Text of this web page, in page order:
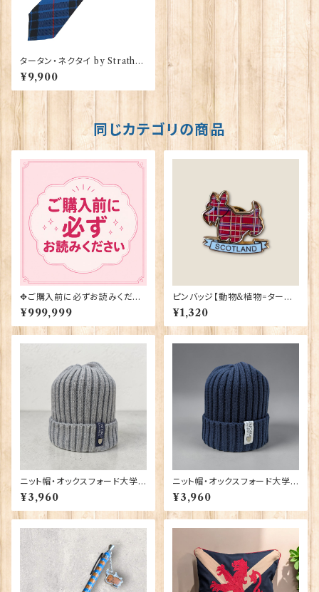
タータン・ネクタイ by Strathm
ore【Mackay Blue】00092-
044
¥9,900
同じカテゴリの商品
✥ご購入前に必ずお読みくださ
い✥
¥999,999
ピンバッジ【動物&植物=タータ
ンスコティー】Tradition 9004
0-T1130
¥1,320
ニット帽・オックスフォード大学
【グレー】 00217
¥3,960
ニット帽・オックスフォード大学
【ネイビー】 00216
¥3,960